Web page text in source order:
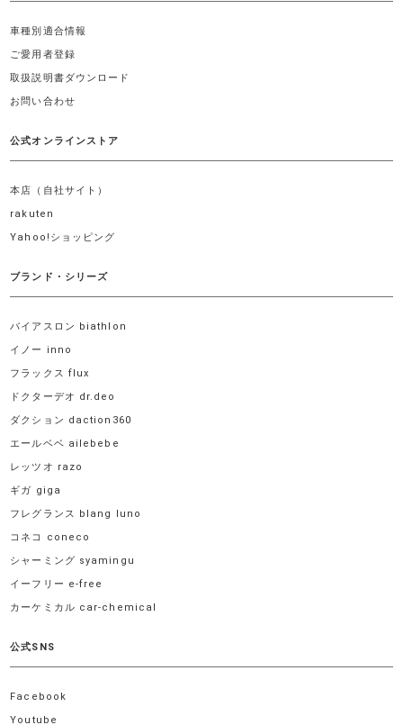
車種別適合情報
ご愛用者登録
取扱説明書ダウンロード
お問い合わせ
公式オンラインストア
本店（自社サイト）
rakuten
Yahoo!ショッピング
ブランド・シリーズ
バイアスロン biathlon
イノー inno
フラックス flux
ドクターデオ dr.deo
ダクション daction360
エールベベ ailebebe
レッツオ razo
ギガ giga
フレグランス blang luno
コネコ coneco
シャーミング syamingu
イーフリー e-free
カーケミカル car-chemical
公式SNS
Facebook
Youtube